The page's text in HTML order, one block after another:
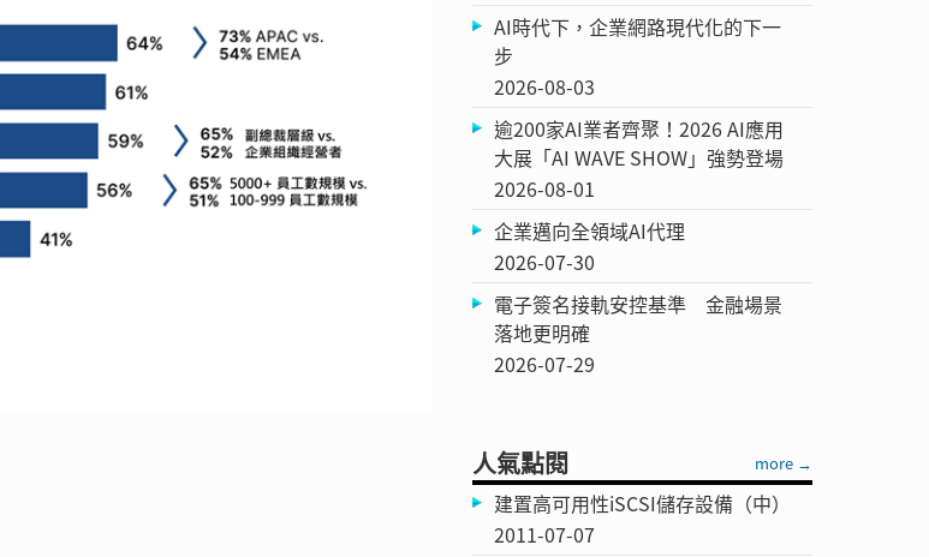
AI時代下，企業網路現代化的下一
步
2026-08-03
逾200家AI業者齊聚！2026 AI應用
大展「AI WAVE SHOW」強勢登場
2026-08-01
企業邁向全領域AI代理
2026-07-30
電子簽名接軌安控基準 金融場景
落地更明確
2026-07-29
人氣點閱 more →
建置高可用性iSCSI儲存設備（中）
2011-07-07